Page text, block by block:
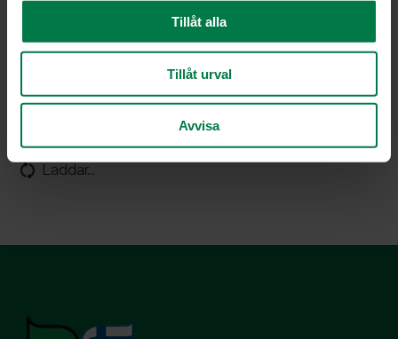
Tillåt alla
Tillåt urval
Avvisa
Laddar...